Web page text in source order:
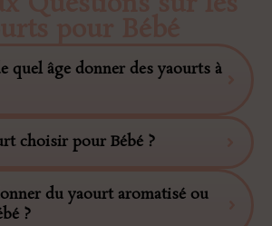
quel âge donner des yaourts à
choisir pour Bébé ?
du yaourt aromatisé ou
?